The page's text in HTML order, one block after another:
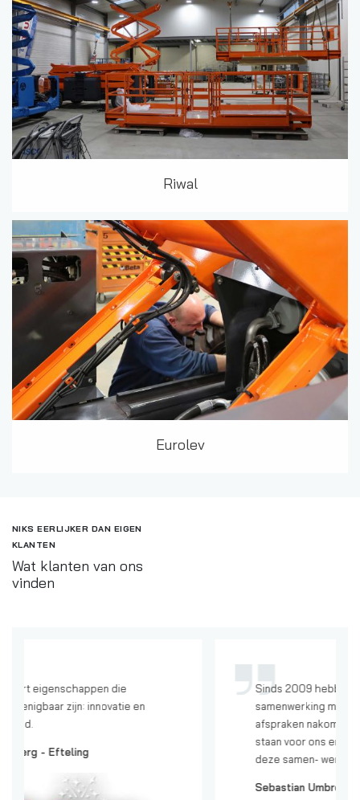
Riwal
Eurolev
NIKS EERLIJKER DAN EIGEN
KLANTEN
Wat klanten van ons
vinden
Sinds 2009 hebben wij een nauwe
samenwerking met Steur. Kwaliteit,
afspraken nakomen, innovatie en altijd klaar
staan voor ons en onze klanten kenmerkt
deze samen- werking.
Sebastian Umbreit -